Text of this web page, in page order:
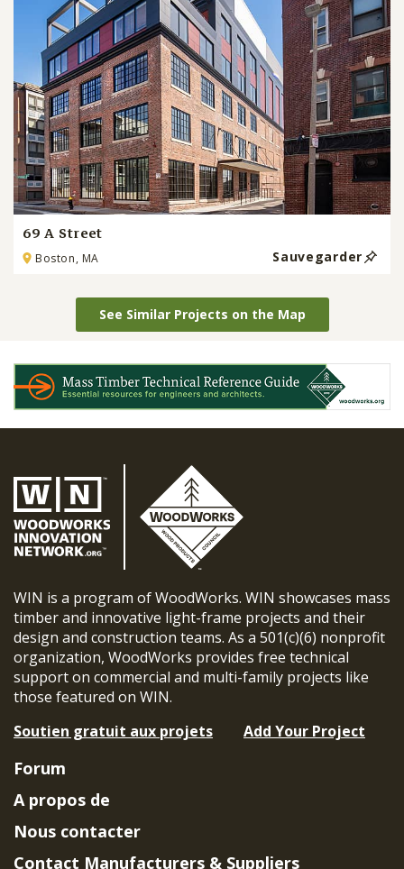
69 A Street
Boston, MA Sauvegarder
See Similar Projects on the Map
WIN is a program of WoodWorks. WIN showcases mass
timber and innovative light-frame projects and their
design and construction teams. As a 501(c)(6) nonprofit
organization, WoodWorks provides free technical
support on commercial and multi-family projects like
those featured on WIN.
Soutien gratuit aux projets
Add Your Project
Forum
A propos de
Nous contacter
Contact Manufacturers & Suppliers